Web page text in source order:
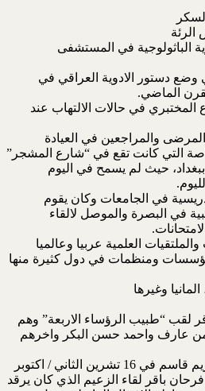
الباثولوجية في المستشفى
وضع دستور الادوية العراقي في
الماضي.
المختبري في حالات الالتهاب عند
والمراجعين في العيادة
التي كانت تقع في “شارع المشجر”
حيث لم يسمح في اليوم
في الجامعات وكان يقوم
في البصرة والموصل لالقاء
العلمية عربيا وعالميا
ومنظمات في دول كثيرة منها
وغيرها
لقب “طبيب الرؤساء الاربعة” وهم
عارف واحمد حسن البكر واخرهم
كانت محاولة اغتيال عبد الكريم قاسم في 16 تشرين الثاني / اكتوبر
فرحان باقر لقاء الزعيم الذي كان يرقد